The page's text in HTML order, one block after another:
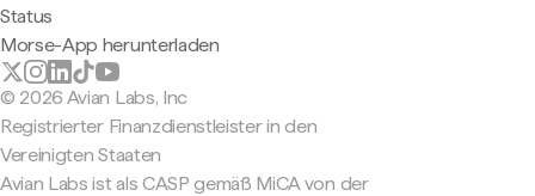
Status
Morse-App herunterladen
© 2026 Avian Labs, Inc
Registrierter Finanzdienstleister in den
Vereinigten Staaten
Avian Labs ist als CASP gemäß MiCA von der